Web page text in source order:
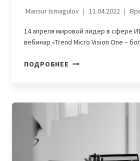
Mansur Ismagulov 11.04.2022
14 апреля мировой лидер в сфере
вебинар «Trend Micro Vision One –
ПОДРОБНЕЕ TREND
ПО